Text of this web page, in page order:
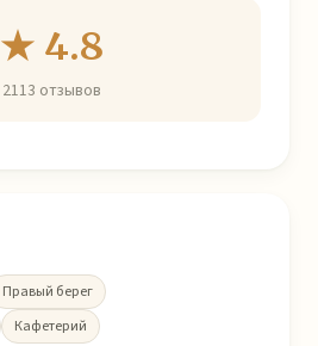
★ 4.8
2113 отзывов
Правый берег
Кафетерий